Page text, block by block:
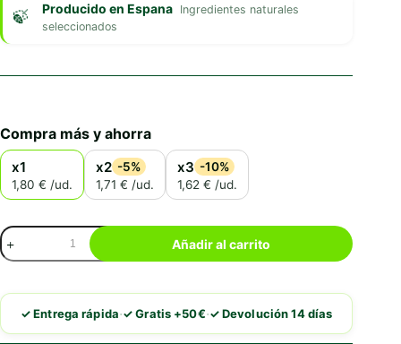
Producido en Espana Ingredientes naturales
seleccionados
Compra más y ahorra
x1
1,80 € /ud.
x2 -5%
1,71 € /ud.
x3 -10%
1,62 € /ud.
Pio-
Pa
Alimento
Hámsters
cantidad
Añadir al carrito
✓ Entrega rápida·✓ Gratis +50€·✓ Devolución 14 días